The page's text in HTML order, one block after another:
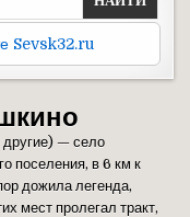
Sevsk32.ru
другие) — село
поселения, в 6 км к
дожила легенда,
мест пролегал тракт,